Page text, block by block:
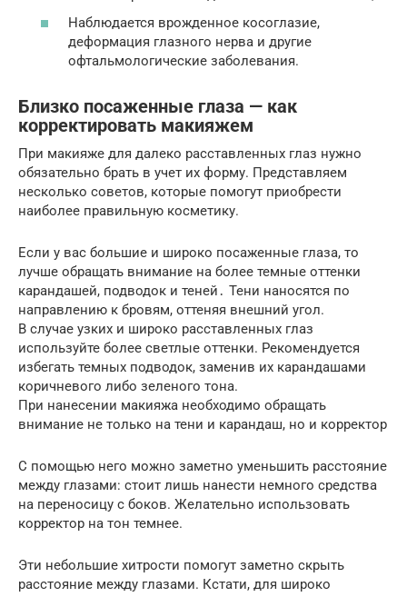
Наблюдается врожденное косоглазие,
деформация глазного нерва и другие
офтальмологические заболевания.
Близко посаженные глаза — как
корректировать макияжем
При макияже для далеко расставленных глаз нужно
обязательно брать в учет их форму. Представляем
несколько советов, которые помогут приобрести
наиболее правильную косметику.
Если у вас большие и широко посаженные глаза, то
лучше обращать внимание на более темные оттенки
карандашей, подводок и теней․ Тени наносятся по
направлению к бровям, оттеняя внешний угол.
В случае узких и широко расставленных глаз
используйте более светлые оттенки. Рекомендуется
избегать темных подводок, заменив их карандашами
коричневого либо зеленого тона.
При нанесении макияжа необходимо обращать
внимание не только на тени и карандаш, но и корректор
С помощью него можно заметно уменьшить расстояние
между глазами: стоит лишь нанести немного средства
на переносицу с боков. Желательно использовать
корректор на тон темнее.
Эти небольшие хитрости помогут заметно скрыть
расстояние между глазами. Кстати, для широко